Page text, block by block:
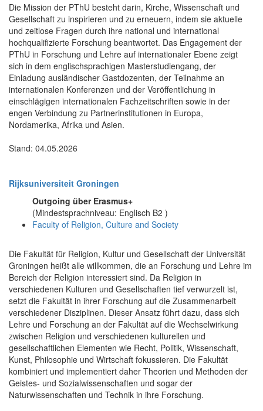
Die Mission der PThU besteht darin, Kirche, Wissenschaft und
Gesellschaft zu inspirieren und zu erneuern, indem sie aktuelle
und zeitlose Fragen durch ihre national und international
hochqualifizierte Forschung beantwortet. Das Engagement der
PThU in Forschung und Lehre auf internationaler Ebene zeigt
sich in dem englischsprachigen Masterstudiengang, der
Einladung ausländischer Gastdozenten, der Teilnahme an
internationalen Konferenzen und der Veröffentlichung in
einschlägigen internationalen Fachzeitschriften sowie in der
engen Verbindung zu Partnerinstitutionen in Europa,
Nordamerika, Afrika und Asien.
Stand: 04.05.2026
Rijksuniversiteit Groningen
Outgoing über Erasmus+
(Mindestsprachniveau: Englisch B2 )
Faculty of Religion, Culture and Society
Die Fakultät für Religion, Kultur und Gesellschaft der Universität
Groningen heißt alle willkommen, die an Forschung und Lehre im
Bereich der Religion interessiert sind. Da Religion in
verschiedenen Kulturen und Gesellschaften tief verwurzelt ist,
setzt die Fakultät in ihrer Forschung auf die Zusammenarbeit
verschiedener Disziplinen. Dieser Ansatz führt dazu, dass sich
Lehre und Forschung an der Fakultät auf die Wechselwirkung
zwischen Religion und verschiedenen kulturellen und
gesellschaftlichen Elementen wie Recht, Politik, Wissenschaft,
Kunst, Philosophie und Wirtschaft fokussieren. Die Fakultät
kombiniert und implementiert daher Theorien und Methoden der
Geistes- und Sozialwissenschaften und sogar der
Naturwissenschaften und Technik in ihre Forschung.